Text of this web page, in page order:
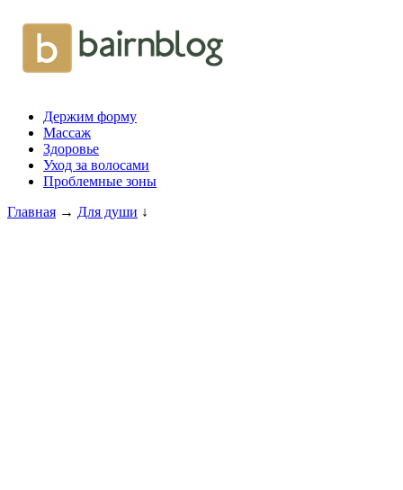
Держим форму
Массаж
Здоровье
Уход за волосами
Проблемные зоны
Главная → Для души ↓